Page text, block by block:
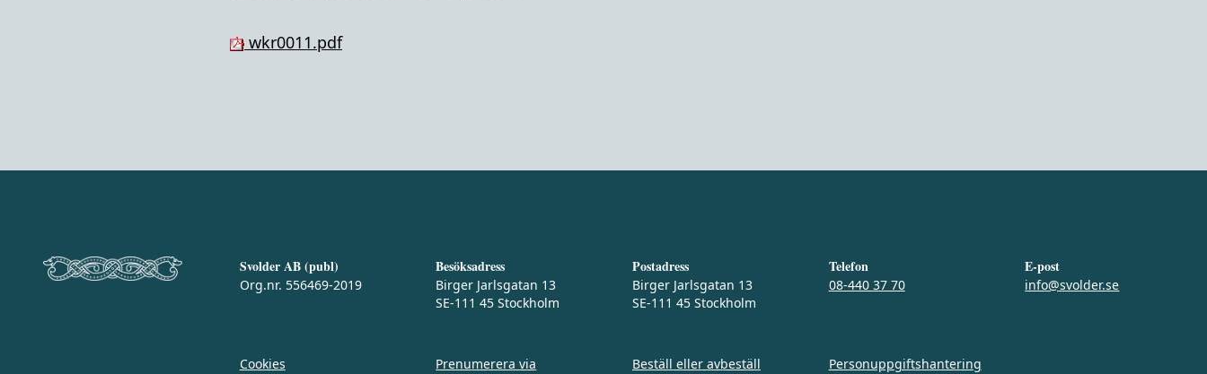
wkr0011.pdf
Svolder AB (publ)
Org.nr. 556469-2019
Besöksadress
Birger Jarlsgatan 13
SE-111 45 Stockholm
Postadress
Birger Jarlsgatan 13
SE-111 45 Stockholm
Telefon
08-440 37 70
E-post
info@svolder.se
Cookies
Prenumerera via
Beställ eller avbeställ
Personuppgiftshantering